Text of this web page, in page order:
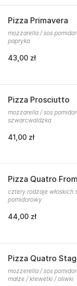
Pizza Primavera
mozzarella / sos
papryka
43,00 zł
Pizza Prosciutto
mozzarella / sos
szwarcwaldzka
41,00 zł
Pizza Quatro
cztery rodzaje włoskich
pomidorowy
44,00 zł
Pizza Quatro
mozzerella / sos
małże / krewetki / oliwki